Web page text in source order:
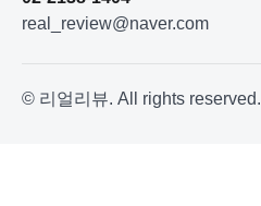
real_review@naver.com
© 리얼리뷰. All rights reserved.